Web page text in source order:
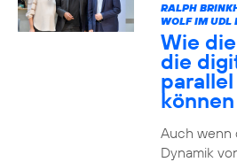
RALPH
WOLF IM UDL
Wie
die
können
Auch wenn
Dynamik